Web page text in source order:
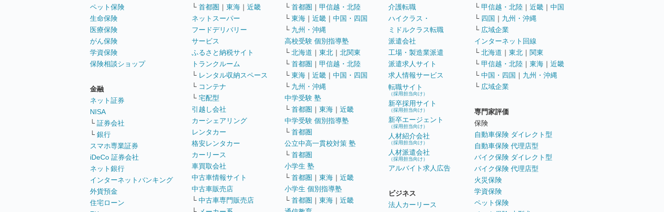
ペット保険
生命保険
医療保険
がん保険
学資保険
保険相談ショップ
金融
ネット証券
NISA
└ 証券会社
└ 銀行
スマホ専業証券
iDeCo 証券会社
ネット銀行
インターネットバンキング
外貨預金
住宅ローン
└ 首都圏 ｜ 東海 ｜ 近畿
ネットスーパー
フードデリバリー
サービス
ふるさと納税サイト
トランクルーム
└ レンタル収納スペース
└ コンテナ
└ 宅配型
引越し会社
カーシェアリング
レンタカー
格安レンタカー
カーリース
車買取会社
中古車情報サイト
中古車販売店
└ 中古車専門販売店
└ 首都圏 ｜ 甲信越・北陸
└ 東海 ｜ 近畿 ｜ 中国・四国
└ 九州・沖縄
高校受験 個別指導塾
└ 北海道 ｜ 東北 ｜ 北関東
└ 首都圏 ｜ 甲信越・北陸
└ 東海 ｜ 近畿 ｜ 中国・四国
└ 九州・沖縄
中学受験 塾
└ 首都圏 ｜ 東海 ｜ 近畿
中学受験 個別指導塾
└ 首都圏
公立中高一貫校対策 塾
└ 首都圏
小学生 塾
└ 首都圏 ｜ 東海 ｜ 近畿
小学生 個別指導塾
└ 首都圏 ｜ 東海 ｜ 近畿
介護転職
ハイクラス・
ミドルクラス転職
派遣会社
工場・製造業派遣
派遣求人サイト
求人情報サービス
転職サイト
（採用担当向け）
新卒採用サイト
（採用担当向け）
新卒エージェント
（採用担当向け）
人材紹介会社
（採用担当向け）
人材派遣会社
（採用担当向け）
アルバイト求人広告
ビジネス
法人カーリース
└ 甲信越・北陸 ｜ 近畿 ｜ 中国
└ 四国 ｜ 九州・沖縄
└ 広域企業
インターネット回線
└ 北海道 ｜ 東北 ｜ 関東
└ 甲信越・北陸 ｜ 東海 ｜ 近畿
└ 中国・四国 ｜ 九州・沖縄
└ 広域企業
専門家評価
保険
自動車保険 ダイレクト型
自動車保険 代理店型
バイク保険 ダイレクト型
バイク保険 代理店型
火災保険
学資保険
ペット保険